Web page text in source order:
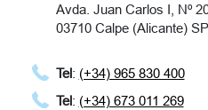
Avda. Juan Carlos I, Nº
03710 Calpe (Alicante)
Tel: (+34) 965 830 400
Tel: (+34) 673 011 269